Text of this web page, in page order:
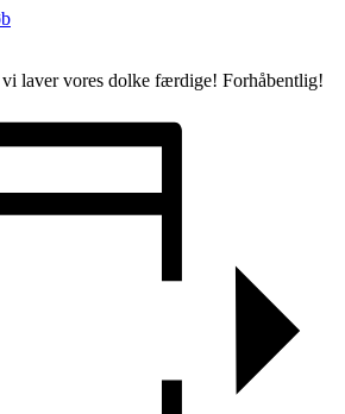
laver vores dolke færdige! Forhåbentlig!